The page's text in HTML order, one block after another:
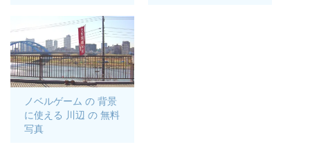
ノベルゲーム の 背景
に使える 川辺 の 無料
写真